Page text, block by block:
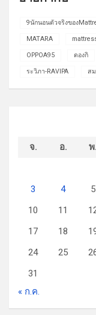
9นักนอนตัวจริงของ
MATARA
OPPOA95 ดองกิ
ระวิภา-RAVIPA ส
จ. อ. พ.
3
4 5
10
11
17
18
24
25
31
« ก.ค.